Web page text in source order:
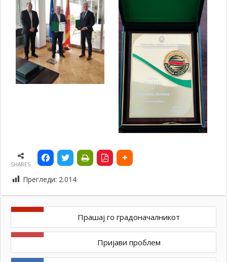
SHARES
Прегледи: 2.014
Прашај го градоначалникот
Пријави проблем